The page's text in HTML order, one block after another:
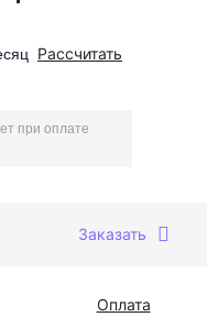
Рассчитать
при оплате
Заказать
Оплата